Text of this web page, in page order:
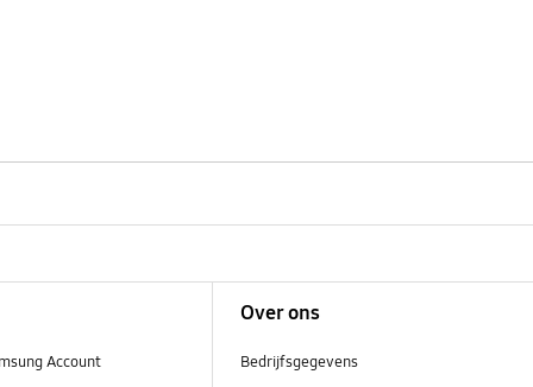
Account
Over ons
Bedrijfsgegevens